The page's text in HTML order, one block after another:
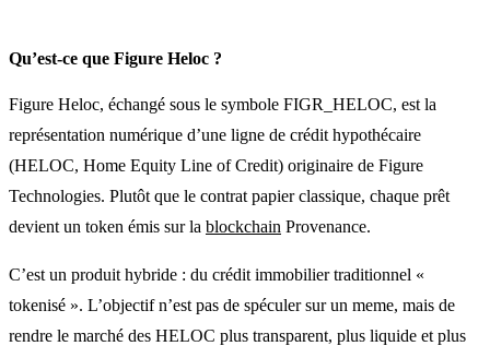
Qu’est-ce que Figure Heloc ?
Figure Heloc, échangé sous le symbole FIGR_HELOC, est la
représentation numérique d’une ligne de crédit hypothécaire
(HELOC, Home Equity Line of Credit) originaire de Figure
Technologies. Plutôt que le contrat papier classique, chaque prêt
devient un token émis sur la blockchain Provenance.
C’est un produit hybride : du crédit immobilier traditionnel «
tokenisé ». L’objectif n’est pas de spéculer sur un meme, mais de
rendre le marché des HELOC plus transparent, plus liquide et plus